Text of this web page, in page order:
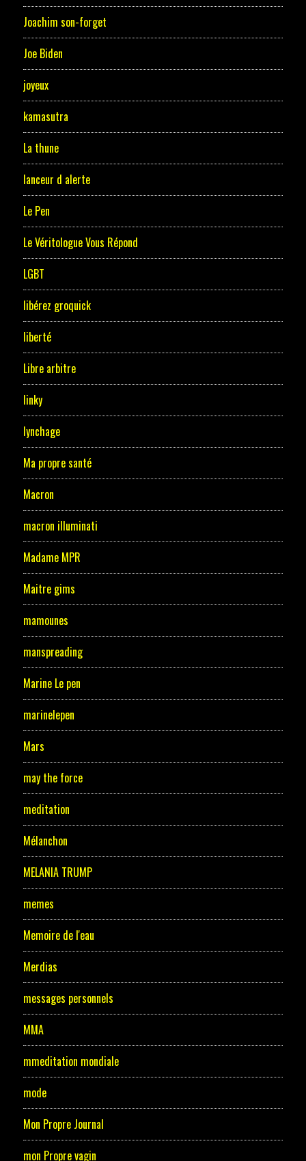
Joachim son-forget
Joe Biden
joyeux
kamasutra
La thune
lanceur d alerte
Le Pen
Le Véritologue Vous Répond
LGBT
libérez groquick
liberté
Libre arbitre
linky
lynchage
Ma propre santé
Macron
macron illuminati
Madame MPR
Maitre gims
mamounes
manspreading
Marine Le pen
marinelepen
Mars
may the force
meditation
Mélanchon
MELANIA TRUMP
memes
Memoire de l'eau
Merdias
messages personnels
MMA
mmeditation mondiale
mode
Mon Propre Journal
mon Propre vagin